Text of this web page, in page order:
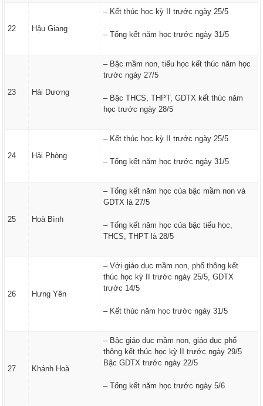
22 Hậu Giang
– Kết thúc học kỳ II trước ngày 25/5
– Tổng kết năm học trước ngày 31/5
23 Hải Dương
– Bậc mầm non, tiểu học kết thúc năm học
trước ngày 27/5
– Bậc THCS, THPT, GDTX kết thúc năm
học trước ngày 28/5
24 Hải Phòng
– Kết thúc học kỳ II trước ngày 25/5
– Tổng kết năm học trước ngày 31/5
25 Hoà Bình
– Tổng kết năm học của bậc mầm non và
GDTX là 27/5
– Tổng kết năm học của bậc tiểu học,
THCS, THPT là 28/5
26 Hưng Yên
– Với giáo dục mầm non, phổ thông kết
thúc học kỳ II trước ngày 25/5, GDTX
trước 14/5
– Kết thúc năm học trước ngày 31/5
27 Khánh Hoà
– Bậc giáo dục mầm non, giáo dục phổ
thông kết thúc học kỳ II trước ngày 29/5
Bậc GDTX trước ngày 22/5
– Tổng kết năm học trước ngày 5/6